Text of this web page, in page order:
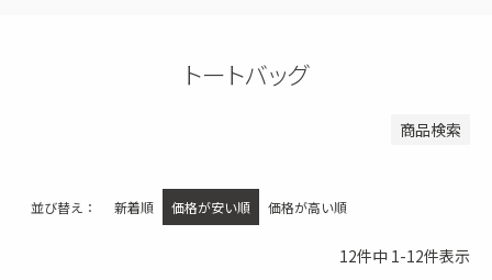
トートバッグ
商品検索
検索
並び替え 新着順 価格が安い順 価格が高い順
12件中 1-12件表示